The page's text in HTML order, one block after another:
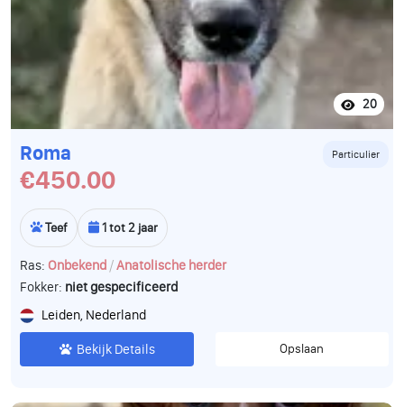
20
Roma Particulier
€450.00
Teef 1 tot 2 jaar
Ras: Onbekend /Anatolische herder
Fokker: niet gespecificeerd
Leiden, Nederland
Bekijk Details Opslaan